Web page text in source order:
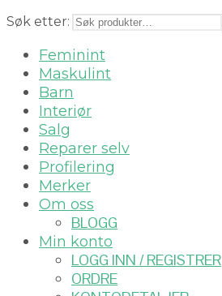
Søk etter:
Feminint
Maskulint
Barn
Interiør
Salg
Reparer selv
Profilering
Merker
Om oss
BLOGG
Min konto
LOGG INN / REGISTRER
ORDRE